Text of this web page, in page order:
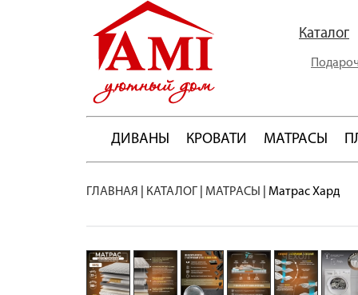
Каталог
ДИВАНЫ КРОВАТИ МАТРАСЫ
ГЛАВНАЯ КАТАЛОГ МАТРАСЫ Матрас Хард